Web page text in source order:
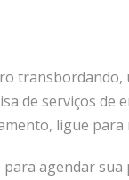
de serviços de
ligue para
para agendar sua